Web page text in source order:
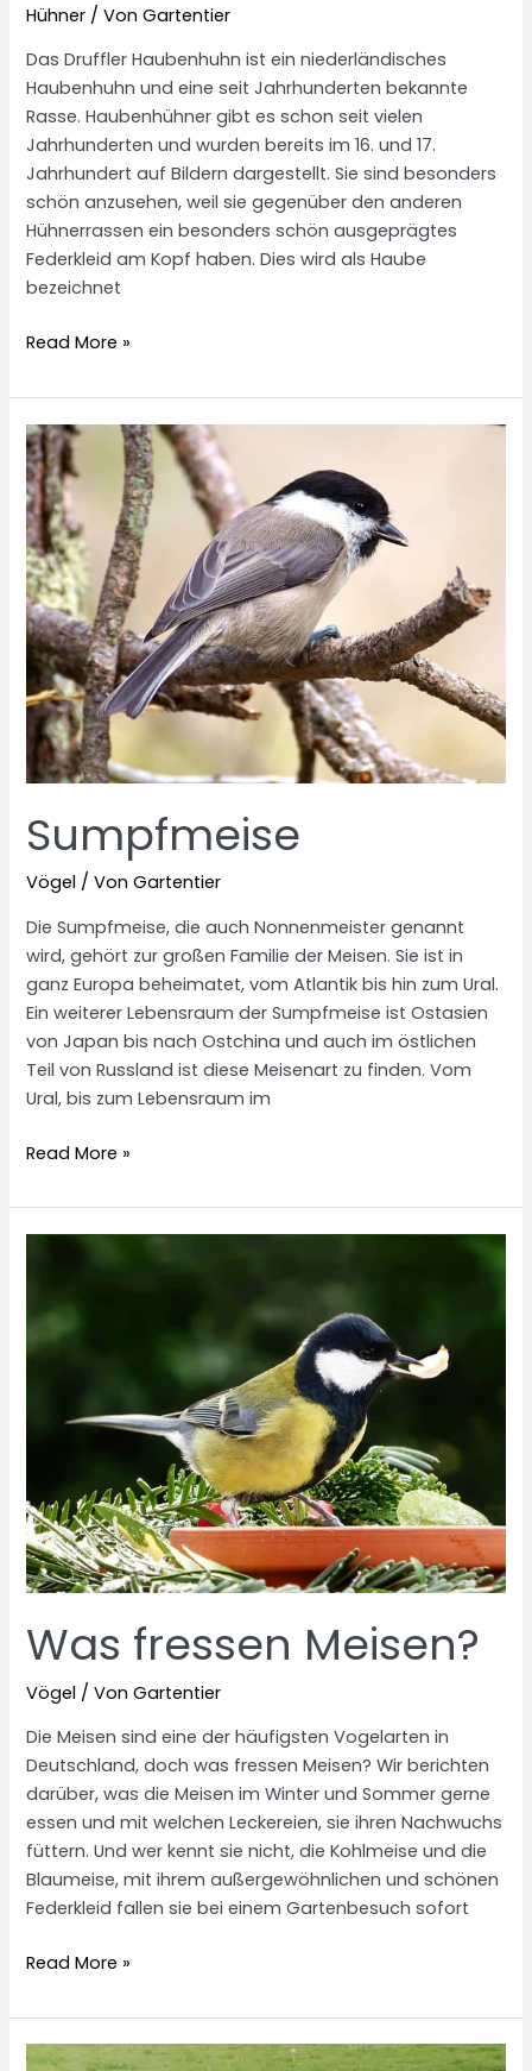
Hühner / VonGartentier
Das Druffler Haubenhuhn ist ein niederländisches
Haubenhuhn und eine seit Jahrhunderten bekannte
Rasse. Haubenhühner gibt es schon seit vielen
Jahrhunderten und wurden bereits im 16. und 17.
Jahrhundert auf Bildern dargestellt. Sie sind besonders
schön anzusehen, weil sie gegenüber den anderen
Hühnerrassen ein besonders schön ausgeprägtes
Federkleid am Kopf haben. Dies wird als Haube
bezeichnet
Druffler
Read More »
Sumpfmeise
Vögel / VonGartentier
Die Sumpfmeise, die auch Nonnenmeister genannt
wird, gehört zur großen Familie der Meisen. Sie ist in
ganz Europa beheimatet, vom Atlantik bis hin zum Ural.
Ein weiterer Lebensraum der Sumpfmeise ist Ostasien
von Japan bis nach Ostchina und auch im östlichen
Teil von Russland ist diese Meisenart zu finden. Vom
Ural, bis zum Lebensraum im
Sumpfmeise
Read More »
Was fressen Meisen?
Vögel / VonGartentier
Die Meisen sind eine der häufigsten Vogelarten in
Deutschland, doch was fressen Meisen? Wir berichten
darüber, was die Meisen im Winter und Sommer gerne
essen und mit welchen Leckereien, sie ihren Nachwuchs
füttern. Und wer kennt sie nicht, die Kohlmeise und die
Blaumeise, mit ihrem außergewöhnlichen und schönen
Federkleid fallen sie bei einem Gartenbesuch sofort
Was
Meisen?
Read More »